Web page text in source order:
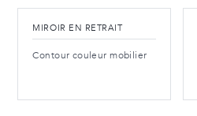
MIROIR EN RETRAIT
Contour couleur mobilier